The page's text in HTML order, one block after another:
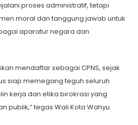
proses administratif, tetapi
moral dan tanggung jawab untuk
aparatur negara dan
mendaftar sebagai CPNS, sejak
siap memegang teguh seluruh
kerja dan etika birokrasi yang
publik,” tegas Wali Kota Wahyu.